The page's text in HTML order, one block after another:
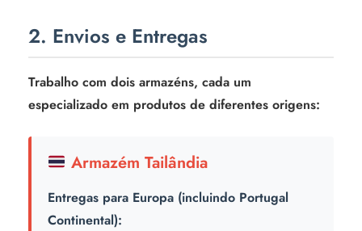
2. Envios e Entregas
Trabalho com dois armazéns, cada um
especializado em produtos de diferentes origens:
Armazém Tailândia
Entregas para Europa (incluindo Portugal
Continental):